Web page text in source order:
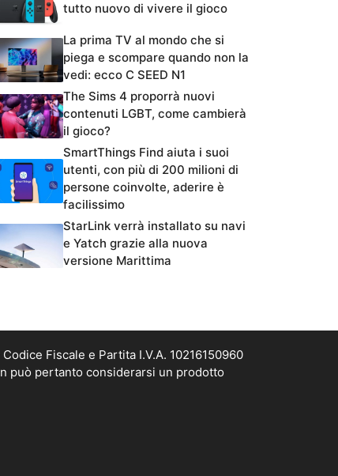
tutto nuovo di vivere il gioco
La prima TV al mondo che si
piega e scompare quando non la
vedi: ecco C SEED N1
The Sims 4 proporrà nuovi
contenuti LGBT, come cambierà
il gioco?
SmartThings Find aiuta i suoi
utenti, con più di 200 milioni di
persone coinvolte, aderire è
facilissimo
StarLink verrà installato su navi
e Yatch grazie alla nuova
versione Marittima
Fiscale e Partita I.V.A. 10216150960
può pertanto considerarsi un prodotto